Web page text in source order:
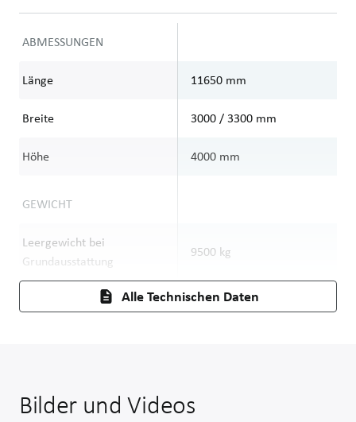
ABMESSUNGEN
Länge 11650 mm
Breite 3000 / 3300 mm
Höhe 4000 mm
GEWICHT
Leergewicht bei
Grundausstattung
9500 kg
Alle Technischen Daten
Bilder und Videos